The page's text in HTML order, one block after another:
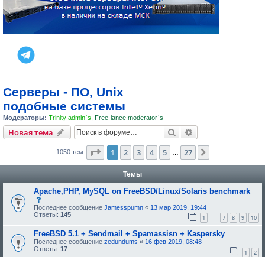
Серверы - ПО, Unix
подобные системы
Модераторы: Trinity admin`s Free-lance moderator`s
Новая тема Поиск
1050 тем Страница из 27
1 2 3 4 5 27
Темы
Apache,PHP, MySQL on FreeBSD/Linux/Solaris benchmark
о
о
щ
е
н
и
Последнее сообщение Jamesspumn « 13 мар 2019, 19:44
Ответы: 145 1 7 8 9 10
FreeBSD 5.1 + Sendmail + Spamassisn + Kaspersky
Последнее сообщение zedundums « 16 фев 2019, 08:48
Ответы: 17 1 2